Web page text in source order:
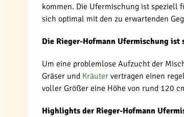
kommen. Die Ufermischung ist speziell
sich optimal mit den zu erwartenden
Die Rieger-Hofmann Ufermischung
Um eine problemlose Aufzucht der
Gräser und Kräuter vertragen einen
voller Größer eine Höhe von rund 120
Highlights der Rieger-Hofmann